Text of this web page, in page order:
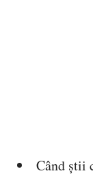
Când știi